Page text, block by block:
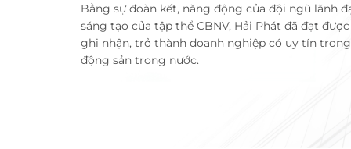
Bằng sự đoàn kết, năng động của đội ngũ lãnh
sáng tạo của tập thể CBNV, Hải Phát đã đạt
ghi nhận, trở thành doanh nghiệp có uy tín
động sản trong nước.